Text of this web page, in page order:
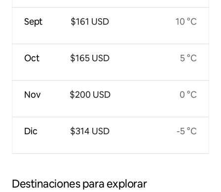
Sept
Oct
Nov
Dic
$161 USD
$165 USD
$200 USD
$314 USD
10 °C
5 °C
0 °C
-5 °C
Destinaciones para explorar